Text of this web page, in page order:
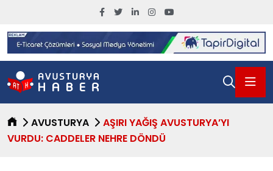
AVUSTURYA
AŞIRI YAĞIŞ AVUSTURYA’YI
VURDU: CADDELER NEHRE DÖNDÜ